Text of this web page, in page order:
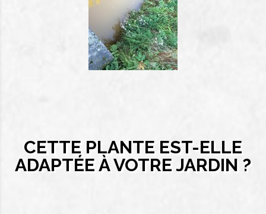
CETTE PLANTE EST-ELLE
ADAPTÉE À VOTRE JARDIN ?